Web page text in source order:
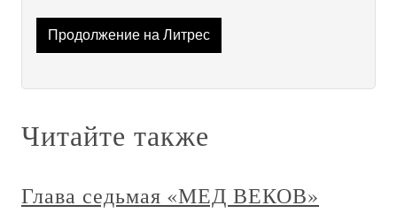
Продолжение на Литрес
Читайте также
Глава седьмая «МЕД ВЕКОВ»